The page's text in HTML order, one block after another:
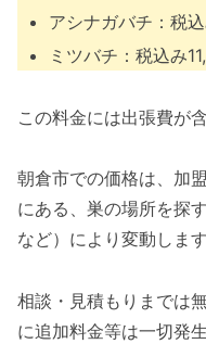
アシナガバチ：税
ミツバチ：税込み
この料金には出張費が
朝倉市での価格は、加
にある、巣の場所を探
など）により変動します
相談・見積もりまでは
に追加料金等は一切発